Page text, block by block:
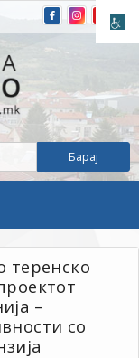
теренско
–
со